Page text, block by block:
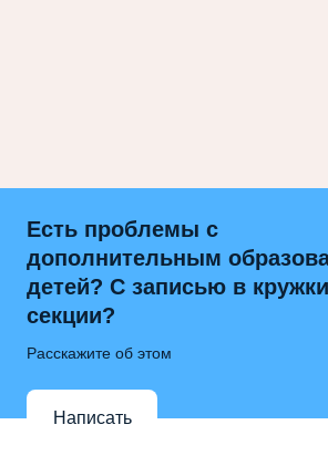
Есть проблемы с
дополнительным
детей? С записью в
секции?
Расскажите об этом
Написать